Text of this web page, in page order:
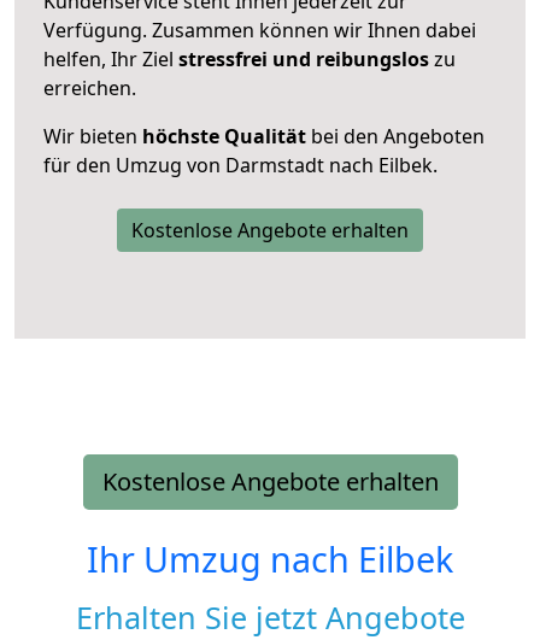
Verfügung. Zusammen können wir Ihnen dabei
helfen, Ihr Ziel stressfrei und reibungsloszu
erreichen.
Wir bieten höchste Qualität bei den Angeboten
für den Umzug von Darmstadt nach Eilbek.
Kostenlose Angebote erhalten
Kostenlose Angebote erhalten
Ihr Umzug nach Eilbek
Erhalten Sie jetzt Angebote